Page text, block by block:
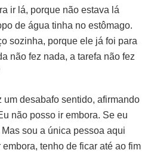
ir lá, porque não estava lá
de água tinha no estômago.
sozinha, porque ele já foi para
não fez nada, a tarefa não fez
um desabafo sentido, afirmando
não posso ir embora. Se eu
sou a única pessoa aqui
tenho de ficar até ao fim